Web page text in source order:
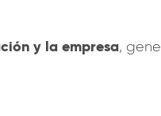
y la empresa,